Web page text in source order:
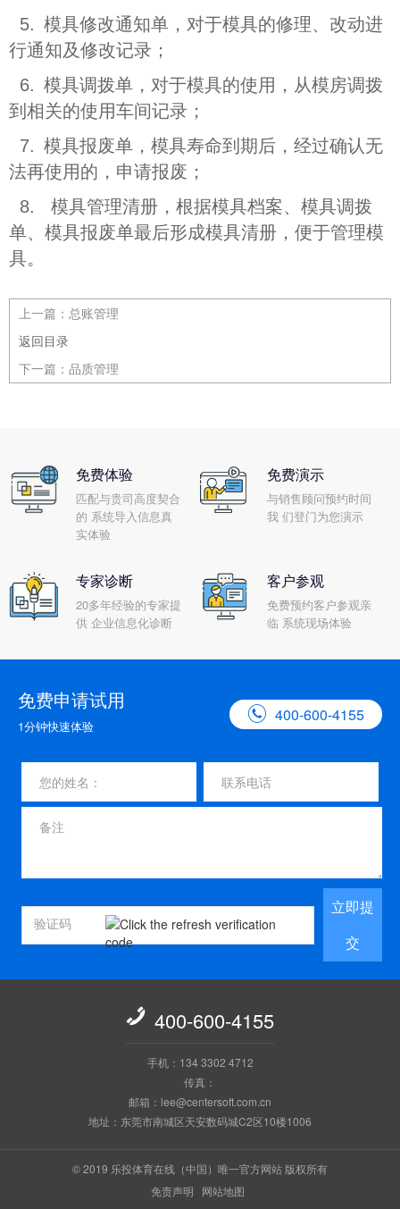
5. 模具修改通知单，对于模具的修理、改动进
行通知及修改记录；
6. 模具调拨单，对于模具的使用，从模房调拨
到相关的使用车间记录；
7. 模具报废单，模具寿命到期后，经过确认无
法再使用的，申请报废；
8. 模具管理清册，根据模具档案、模具调拨
单、模具报废单最后形成模具清册，便于管理模
具。
上一篇： 总账管理
返回目录
下一篇： 品质管理
免费体验
匹配与贵司高度契合
的 系统导入信息真
实体验
免费演示
与销售顾问预约时间
我 们登门为您演示
专家诊断
20多年经验的专家提
供 企业信息化诊断
客户参观
免费预约客户参观亲
临 系统现场体验
免费申请试用
1分钟快速体验
 400-600-4155
立即提
交
 400-600-4155
手机：134 3302 4712
传真：
邮箱：lee@centersoft.com.cn
地址：东莞市南城区天安数码城C2区10楼1006
© 2019 乐投体育在线（中国）唯一官方网站 版权所有
免责声明
网站地图